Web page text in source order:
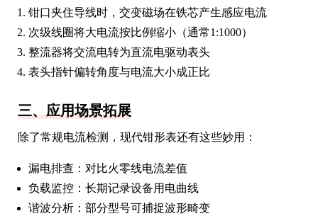
钳口夹住导线时，交变磁场在铁芯产生感应电流
次级线圈将大电流按比例缩小（通常1:1000）
整流器将交流电转为直流电驱动表头
表头指针偏转角度与电流大小成正比
三、应用场景拓展
除了常规电流检测，现代钳形表还有这些妙用：
漏电排查：对比火零线电流差值
负载监控：长期记录设备用电曲线
谐波分析：部分型号可捕捉波形畸变